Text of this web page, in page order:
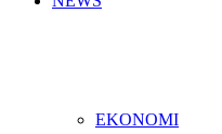
EKONOMI